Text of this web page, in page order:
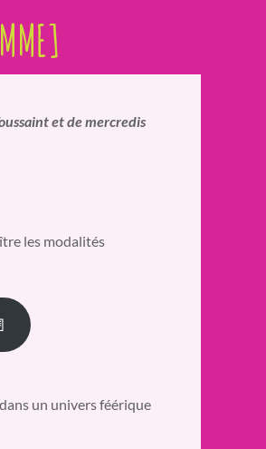
et de mercredis
les modalités
dans un univers féérique